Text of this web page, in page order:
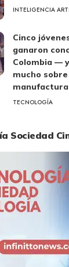
INTELIGENCIA
Cinco
ganaron
Colombia —
mucho
manufactura
TECNOLOGÍA
Sociedad